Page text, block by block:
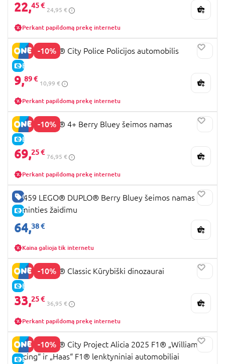
22,45 €
24,95 €
Perkant papildomą prekę internetu
-10%
E-KAINA
60312 LEGO® City Police Policijos automobilis
9,89 €
10,99 €
Perkant papildomą prekę internetu
-10%
E-KAINA
11203 LEGO® 4+ Berry Bluey šeimos namas
69,25 €
76,95 €
Perkant papildomą prekę internetu
GERA KAINA
E-KAINA
10459 LEGO® DUPLO® Berry Bluey šeimos namas su
atminties žaidimu
64,38 €
Kaina galioja tik internetu
-10%
E-KAINA
11041 LEGO® Classic Kūrybiški dinozaurai
33,25 €
36,95 €
Perkant papildomą prekę internetu
-10%
E-KAINA
60464 LEGO® City Project Alicia 2025 F1® „Williams
Racing“ ir „Haas“ F1® lenktyniniai automobiliai